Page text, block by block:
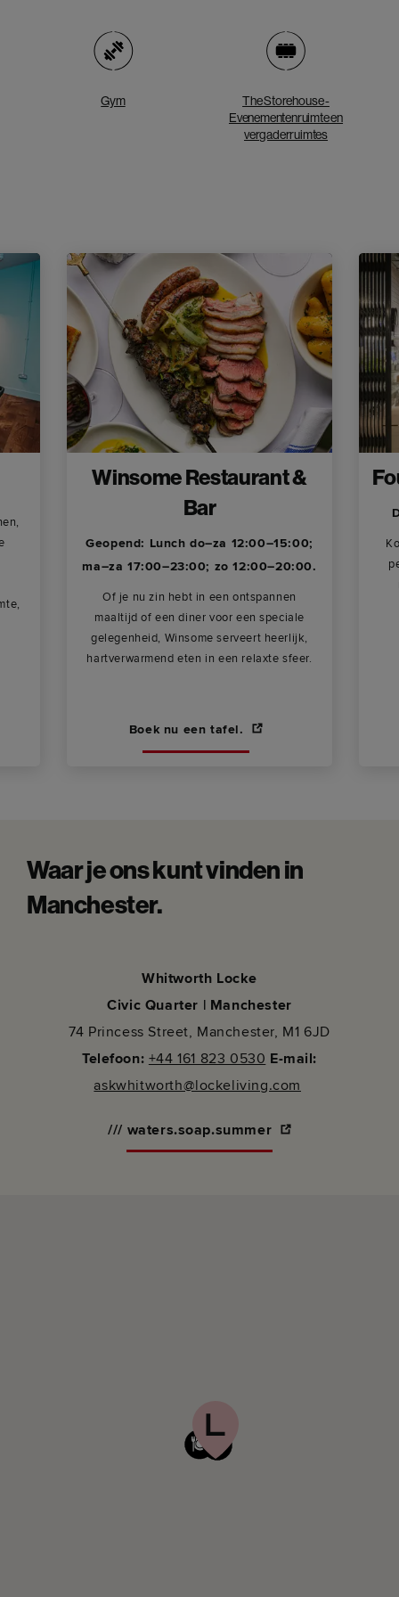
Gym
The Storehouse -
Evenementenruimte en
vergaderruimtes
Winsome Restaurant &
Bar
Geopend: Lunch do–za 12:00–15:00;
ma–za 17:00–23:00; zo 12:00–20:00.
Of je nu zin hebt in een ontspannen
maaltijd of een diner voor een speciale
gelegenheid, Winsome serveert heerlijk,
hartverwarmend eten in een relaxte sfeer.
Boek nu een tafel.
Waar je ons kunt vinden in
Manchester.
Whitworth Locke
Civic Quarter | Manchester
74 Princess Street, Manchester, M1 6JD
Telefoon: +44 161 823 0530 E-mail:
askwhitworth@lockeliving.com
/// waters.soap.summer